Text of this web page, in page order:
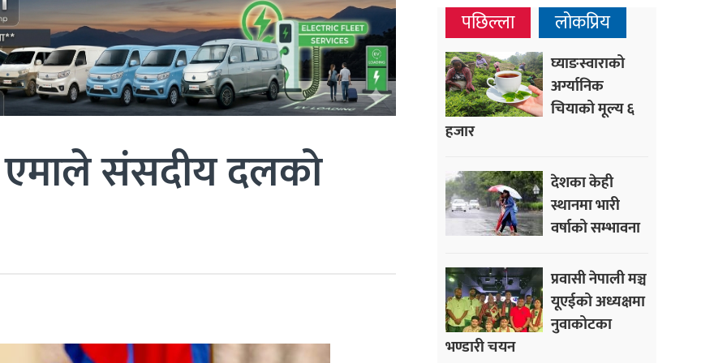
एमाले संसदीय दलको
पछिल्ला लोकप्रिय
घ्याङस्वाराको
अर्ग्यानिक
चियाको मूल्य ६
हजार
देशका केही
स्थानमा भारी
वर्षाको सम्भावना
प्रवासी नेपाली मञ्च
यूएईको अध्यक्षमा
नुवाकोटका
भण्डारी चयन